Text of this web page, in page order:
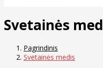
Svetainės
Pagrindinis
Svetainės medis